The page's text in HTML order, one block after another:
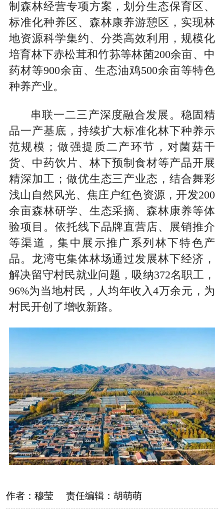
制森林经营专项方案，划分生态保育区、
标准化种养区、森林康养游憩区，实现林
地资源科学集约、分类高效利用，规模化
培育林下赤松茸和竹荪等林菌200余亩、中
药材等900余亩、生态油鸡500余亩等特色
种养产业。
串联一二三产深度融合发展。稳固精
品一产基底，持续扩大标准化林下种养示
范规模；做强提质二产环节，对菌菇干
货、中药饮片、林下预制食材等产品开展
精深加工；做优生态三产业态，结合舞彩
浅山自然风光、焦庄户红色资源，开发200
余亩森林研学、生态采摘、森林康养等体
验项目。依托线下品牌直营店、展销推介
等渠道，集中展示推广系列林下特色产
品。龙湾屯集体林场通过发展林下经济，
解决留守村民就业问题，吸纳372名职工，
96%为当地村民，人均年收入4万余元，为
村民开创了增收新路。
作者： 穆莹责任编辑： 胡萌萌